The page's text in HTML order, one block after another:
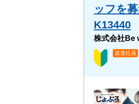
ッフを
K13440
株式会社Be
派遣社員